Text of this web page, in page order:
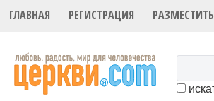
ГЛАВНАЯ РЕГИСТРАЦИЯ